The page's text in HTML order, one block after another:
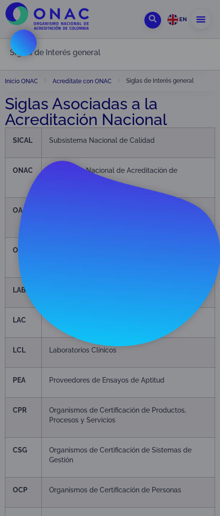
EN
Siglas de Interés general
Inicio ONAC Acredítate con ONAC Siglas de Interés general
Siglas Asociadas a la
Acreditación Nacional
SICAL Subsistema Nacional de Calidad
ONAC
Organismo Nacional de Acreditación de
OA
OEC
LAB
LAC
LCL Laboratorios Clínicos
PEA Proveedores de Ensayos de Aptitud
CPR
Organismos de Certificación de Productos,
Procesos y Servicios
CSG
Organismos de Certificación de Sistemas de
Gestión
OCP Organismos de Certificación de Personas